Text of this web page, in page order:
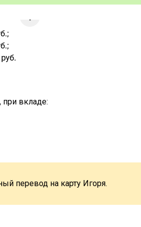
вкладе:
перевод на карту Игоря.